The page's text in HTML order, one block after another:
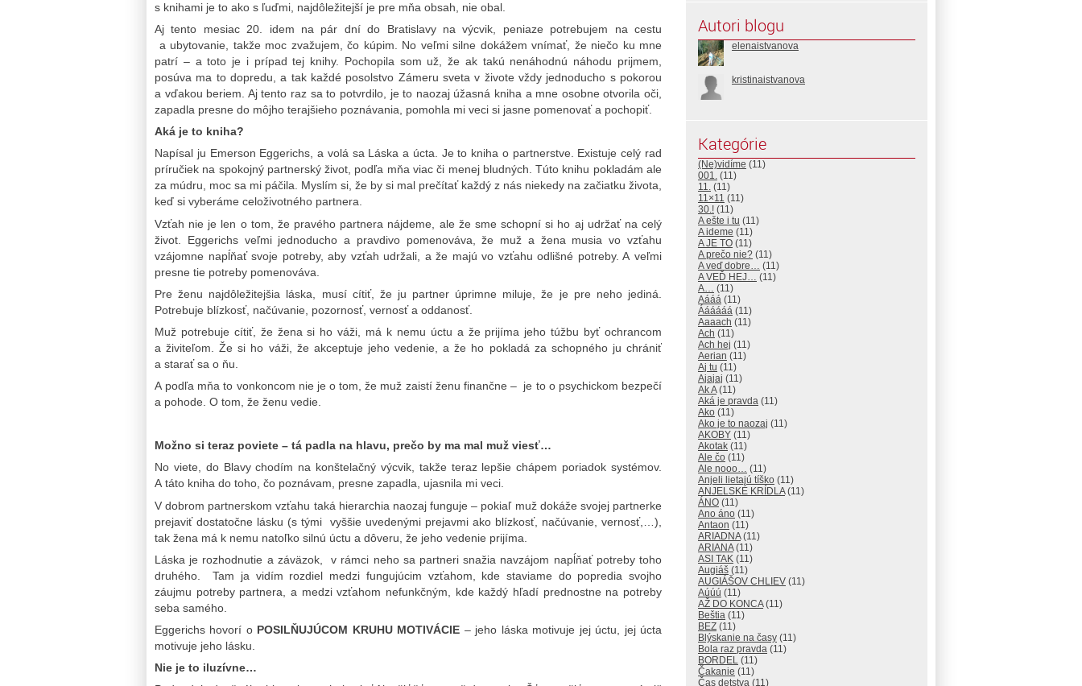
s knihami je to ako s ľuďmi, najdôležitejší je pre mňa obsah, nie obal.
Aj tento mesiac 20. idem na pár dní do Bratislavy na výcvik, peniaze potrebujem na cestu
a ubytovanie, takže moc zvažujem, čo kúpim. No veľmi silne dokážem vnímať, že niečo ku mne
patrí – a toto je i prípad tej knihy. Pochopila som už, že ak takú nenáhodnú náhodu prijmem,
posúva ma to dopredu, a tak každé posolstvo Zámeru sveta v živote vždy jednoducho s pokorou
a vďakou beriem. Aj tento raz sa to potvrdilo, je to naozaj úžasná kniha a mne osobne otvorila oči,
zapadla presne do môjho terajšieho poznávania, pomohla mi veci si jasne pomenovať a pochopiť.
Aká je to kniha?
Napísal ju Emerson Eggerichs, a volá sa Láska a úcta. Je to kniha o partnerstve. Existuje celý rad
príručiek na spokojný partnerský život, podľa mňa viac či menej bludných. Túto knihu pokladám ale
za múdru, moc sa mi páčila. Myslím si, že by si mal prečítať každý z nás niekedy na začiatku života,
keď si vyberáme celoživotného partnera.
Vzťah nie je len o tom, že pravého partnera nájdeme, ale že sme schopní si ho aj udržať na celý
život. Eggerichs veľmi jednoducho a pravdivo pomenováva, že muž a žena musia vo vzťahu
vzájomne napĺňať svoje potreby, aby vzťah udržali, a že majú vo vzťahu odlišné potreby. A veľmi
presne tie potreby pomenováva.
Pre ženu najdôležitejšia láska, musí cítiť, že ju partner úprimne miluje, že je pre neho jediná.
Potrebuje blízkosť, načúvanie, pozornosť, vernosť a oddanosť.
Muž potrebuje cítiť, že žena si ho váži, má k nemu úctu a že prijíma jeho túžbu byť ochrancom
a živiteľom. Že si ho váži, že akceptuje jeho vedenie, a že ho pokladá za schopného ju chrániť
a starať sa o ňu.
A podľa mňa to vonkoncom nie je o tom, že muž zaistí ženu finančne – je to o psychickom bezpečí
a pohode. O tom, že ženu vedie.
Možno si teraz poviete – tá padla na hlavu, prečo by ma mal muž viesť…
No viete, do Blavy chodím na konštelačný výcvik, takže teraz lepšie chápem poriadok systémov.
A táto kniha do toho, čo poznávam, presne zapadla, ujasnila mi veci.
V dobrom partnerskom vzťahu taká hierarchia naozaj funguje – pokiaľ muž dokáže svojej partnerke
prejaviť dostatočne lásku (s tými vyššie uvedenými prejavmi ako blízkosť, načúvanie, vernosť,…),
tak žena má k nemu natoľko silnú úctu a dôveru, že jeho vedenie prijíma.
Láska je rozhodnutie a záväzok, v rámci neho sa partneri snažia navzájom napĺňať potreby toho
druhého. Tam ja vidím rozdiel medzi fungujúcim vzťahom, kde staviame do popredia svojho
záujmu potreby partnera, a medzi vzťahom nefunkčným, kde každý hľadí prednostne na potreby
seba samého.
Eggerichs hovorí o POSILŇUJÚCOM KRUHU MOTIVÁCIE – jeho láska motivuje jej úctu, jej úcta
motivuje jeho lásku.
Nie je to iluzívne…
Autori blogu
elenaistvanova
kristinaistvanova
Kategórie
(Ne)vidíme (11)
001. (11)
11. (11)
11×11 (11)
30.! (11)
A ešte i tu (11)
A ideme (11)
A JE TO (11)
A prečo nie? (11)
A veď dobre… (11)
A VEĎ HEJ… (11)
A… (11)
Aááá (11)
Áááááá (11)
Aaaach (11)
Ach (11)
Ach hej (11)
Aerian (11)
Aj tu (11)
Ajajaj (11)
Ak A(11)
Aká je pravda (11)
Ako (11)
Ako je to naozaj (11)
AKOBY (11)
Akotak (11)
Ale čo (11)
Ale nooo… (11)
Anjeli lietajú tíško (11)
ANJELSKÉ KRÍDLA(11)
ÁNO (11)
Ano áno (11)
Antaon (11)
ARIADNA(11)
ARIANA(11)
ASI TAK (11)
Augiáš (11)
AUGIÁŠOV CHLIEV (11)
Aúúú (11)
AŽ DO KONCA(11)
Beštia (11)
BEZ (11)
Blýskanie na časy (11)
Bola raz pravda (11)
BORDEL (11)
Čakanie (11)
Čas detstva (11)